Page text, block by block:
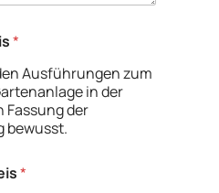
*
Ausführungen zum
in der
der
bewusst.
*